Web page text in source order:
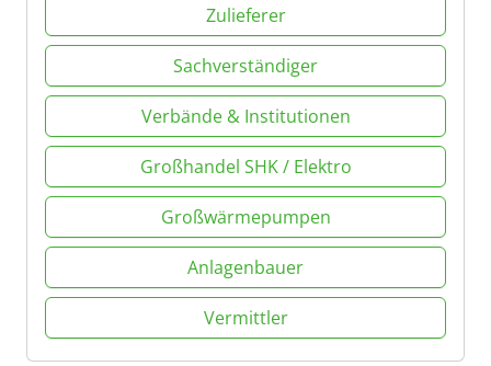
Zulieferer
Sachverständiger
Verbände & Institutionen
Großhandel SHK / Elektro
Großwärmepumpen
Anlagenbauer
Vermittler